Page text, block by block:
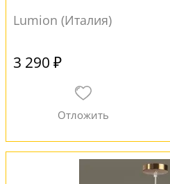
Lumion (Италия)
3 290 ₽